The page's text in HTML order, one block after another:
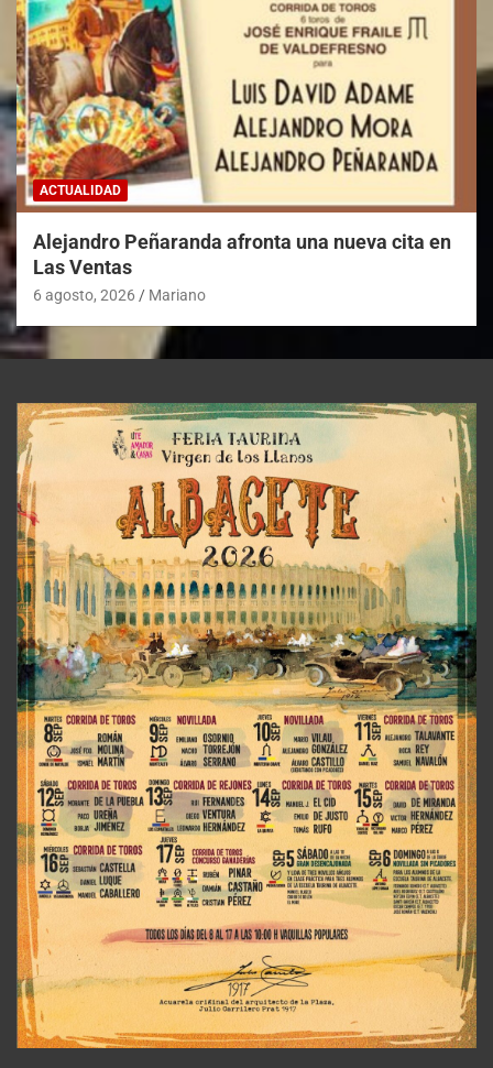
ACTUALIDAD
Alejandro Peñaranda afronta una nueva cita en
Las Ventas
6 agosto, 2026 Mariano